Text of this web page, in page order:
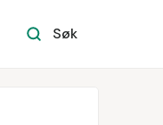
Søk